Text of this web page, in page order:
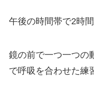
午後の時間帯で2時
鏡の前で一つ一つの
で呼吸を合わせた練